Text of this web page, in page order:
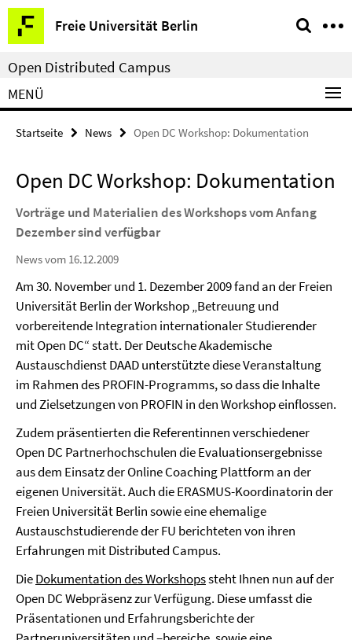
Springe
direkt
zu
Inhalt
Freie Universität Berlin
Service-
Navigation
Open Distributed Campus
MENÜ
Startseite News Open DC Workshop: Dokumentation
Open DC Workshop: Dokumentation
Vorträge und Materialien des Workshops vom Anfang
Dezember sind verfügbar
News vom 16.12.2009
Am 30. November und 1. Dezember 2009 fand an der Freien
Universität Berlin der Workshop „Betreuung und
vorbereitende Integration internationaler Studierender
mit Open DC“ statt. Der Deutsche Akademische
Austauschdienst DAAD unterstützte diese Veranstaltung
im Rahmen des PROFIN-Programms, so dass die Inhalte
und Zielsetzungen von PROFIN in den Workshop einflossen.
Zudem präsentierten die Referentinnen verschiedener
Open DC Partnerhochschulen die Evaluationsergebnisse
aus dem Einsatz der Online Coaching Plattform an der
eigenen Universität. Auch die ERASMUS-Koordinatorin der
Freien Universität Berlin sowie eine ehemalige
Austauschstudierende der FU berichteten von ihren
Erfahrungen mit Distributed Campus.
DieDokumentation des Workshopssteht Ihnen nun auf der
Open DC Webpräsenz zur Verfügung. Diese umfasst die
Präsentationen und Erfahrungsberichte der